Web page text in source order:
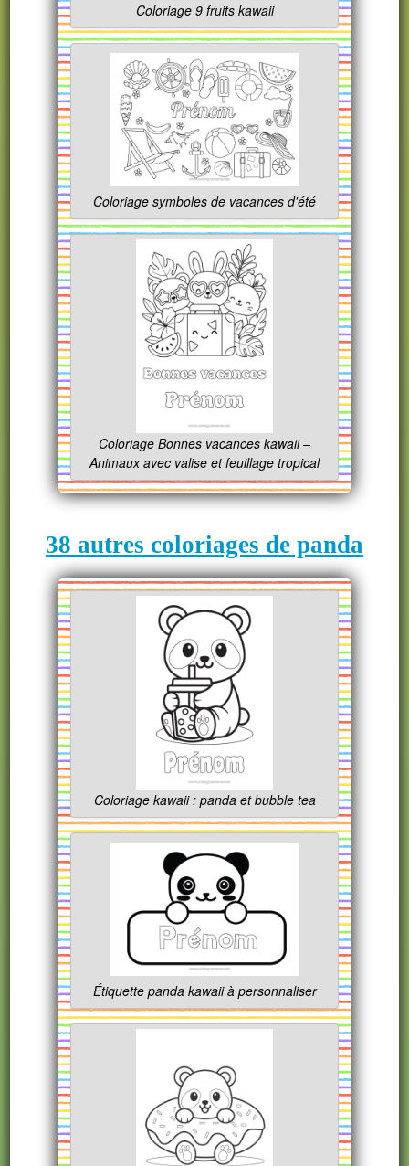
Coloriage 9 fruits kawaii
Coloriage symboles de vacances d'été
Coloriage Bonnes vacances kawaii –
Animaux avec valise et feuillage tropical
38 autres coloriages de panda
Coloriage kawaii : panda et bubble tea
Étiquette panda kawaii à personnaliser